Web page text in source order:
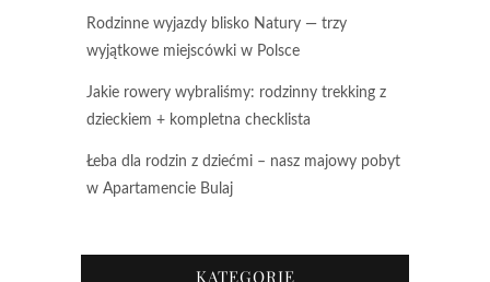
Rodzinne wyjazdy blisko Natury — trzy
wyjątkowe miejscówki w Polsce
Jakie rowery wybraliśmy: rodzinny trekking z
dzieckiem + kompletna checklista
Łeba dla rodzin z dziećmi – nasz majowy pobyt
w Apartamencie Bulaj
KATEGORIE